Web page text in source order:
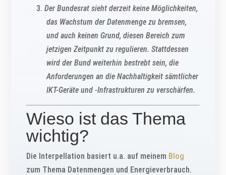
Der Bundesrat sieht derzeit keine Möglichkeiten,
das Wachstum der Datenmenge zu bremsen,
und auch keinen Grund, diesen Bereich zum
jetzigen Zeitpunkt zu regulieren. Stattdessen
wird der Bund weiterhin bestrebt sein, die
Anforderungen an die Nachhaltigkeit sämtlicher
IKT-Geräte und -Infrastrukturen zu verschärfen.
Wieso ist das Thema
wichtig?
Die Interpellation basiert u.a. auf meinem Blog
zum Thema Datenmengen und Energieverbrauch.